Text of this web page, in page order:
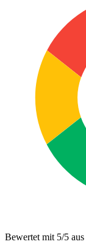
Bewertet mit 5/5 aus